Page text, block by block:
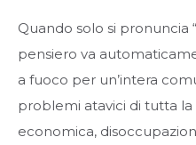
Quando solo si pronuncia
pensiero va
a fuoco per un’intera
problemi atavici di tutta
economica,